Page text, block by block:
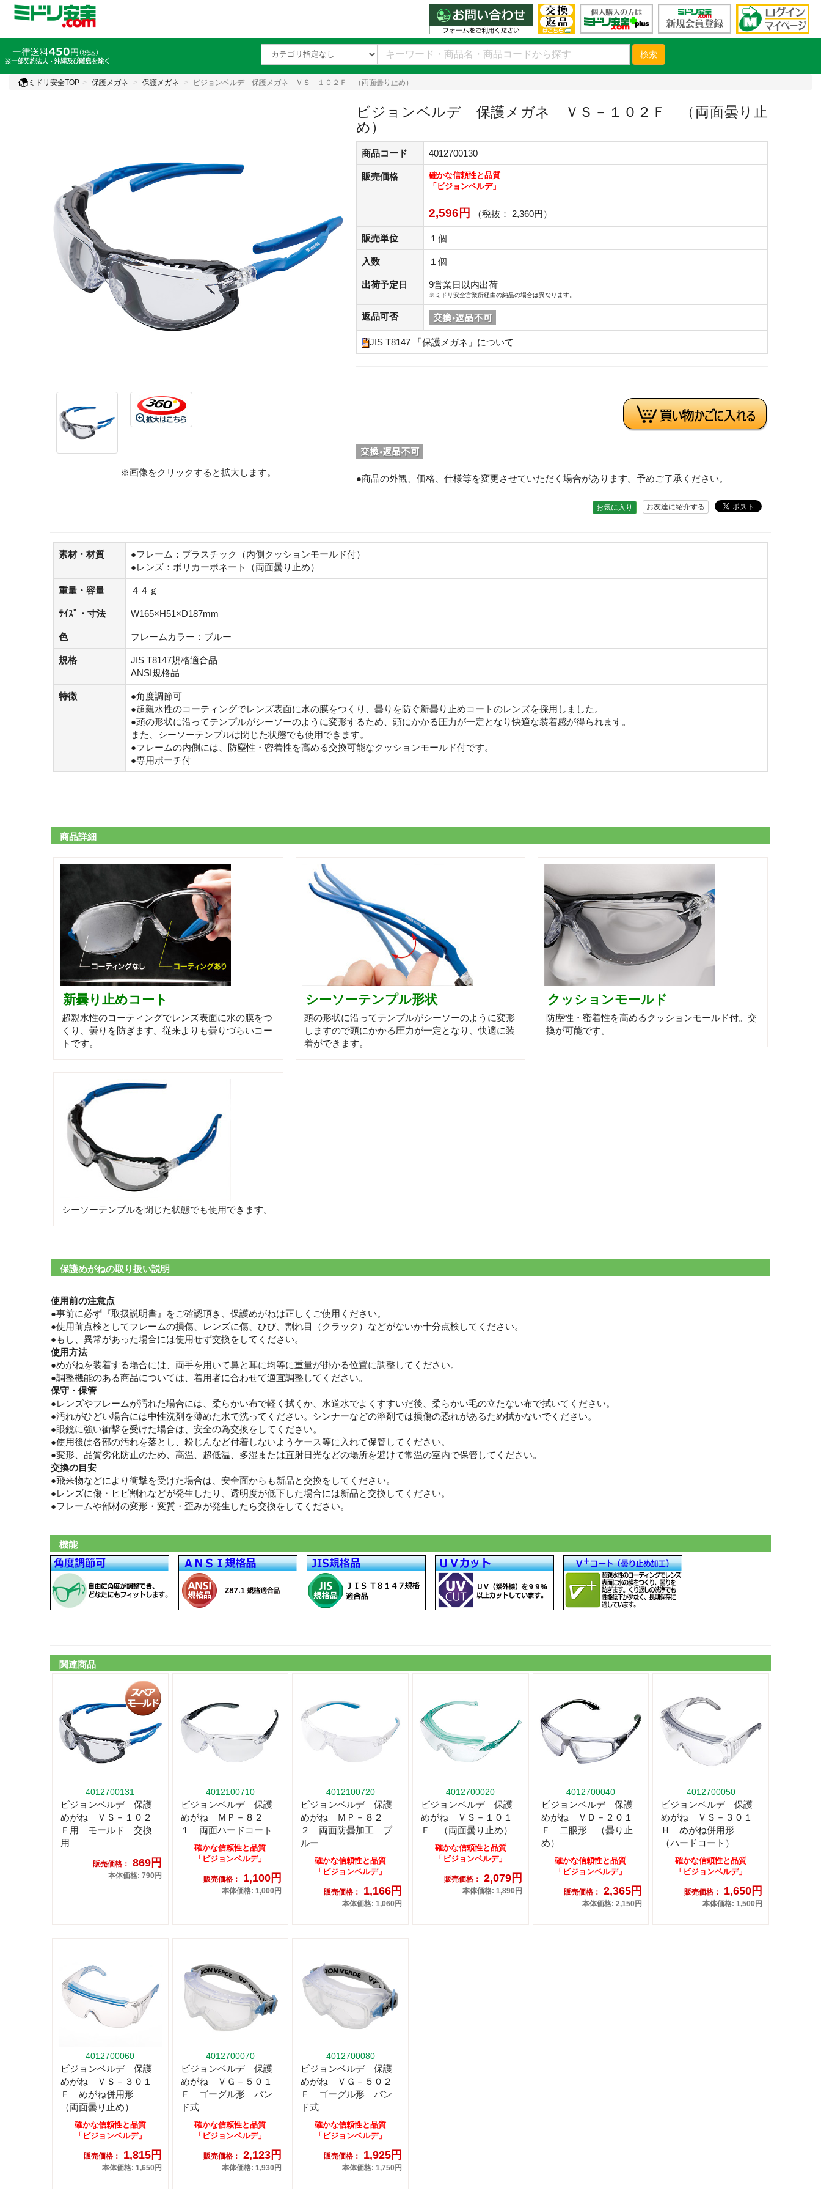
検索
ミドリ安全TOP 保護メガネ 保護メガネ ビジョンベルデ 保護メガネ ＶＳ－１０２Ｆ （両面曇り止め）
※画像をクリックすると拡大します。
ビジョンベルデ 保護メガネ ＶＳ－１０２Ｆ （両面曇り止
め）
商品コード 4012700130
販売価格
確かな信頼性と品質
「ビジョンベルデ」
2,596円 （税抜： 2,360円）
販売単位 １個
入数 １個
出荷予定日 9営業日以内出荷
※ミドリ安全営業所経由の納品の場合は異なります。
返品可否
JIS T8147 「保護メガネ」について
●商品の外観、価格、仕様等を変更させていただく場合があります。予めご了承ください。
お友達に紹介する
お気に入り
素材・材質
●フレーム：プラスチック（内側クッションモールド付）
●レンズ：ポリカーボネート（両面曇り止め）
重量・容量 ４４ｇ
ｻｲｽﾞ・寸法 W165×H51×D187mm
色 フレームカラー：ブルー
規格
JIS T8147規格適合品
ANSI規格品
特徴
●角度調節可
●超親水性のコーティングでレンズ表面に水の膜をつくり、曇りを防ぐ新曇り止めコートのレンズを採用しました。
●頭の形状に沿ってテンプルがシーソーのように変形するため、頭にかかる圧力が一定となり快適な装着感が得られます。
また、シーソーテンプルは閉じた状態でも使用できます。
●フレームの内側には、防塵性・密着性を高める交換可能なクッションモールド付です。
●専用ポーチ付
商品詳細
新曇り止めコート
超親水性のコーティングでレンズ表面に水の膜をつ
くり、曇りを防ぎます。従来よりも曇りづらいコー
トです。
シーソーテンプル形状
頭の形状に沿ってテンプルがシーソーのように変形
しますので頭にかかる圧力が一定となり、快適に装
着ができます。
クッションモールド
防塵性・密着性を高めるクッションモールド付。交
換が可能です。
シーソーテンプルを閉じた状態でも使用できます。
保護めがねの取り扱い説明
使用前の注意点
●事前に必ず『取扱説明書』をご確認頂き、保護めがねは正しくご使用ください。
●使用前点検としてフレームの損傷、レンズに傷、ひび、割れ目（クラック）などがないか十分点検してください。
●もし、異常があった場合には使用せず交換をしてください。
使用方法
●めがねを装着する場合には、両手を用いて鼻と耳に均等に重量が掛かる位置に調整してください。
●調整機能のある商品については、着用者に合わせて適宜調整してください。
保守・保管
●レンズやフレームが汚れた場合には、柔らかい布で軽く拭くか、水道水でよくすすいだ後、柔らかい毛の立たない布で拭いてください。
●汚れがひどい場合には中性洗剤を薄めた水で洗ってください。シンナーなどの溶剤では損傷の恐れがあるため拭かないでください。
●眼鏡に強い衝撃を受けた場合は、安全の為交換をしてください。
●使用後は各部の汚れを落とし、粉じんなど付着しないようケース等に入れて保管してください。
●変形、品質劣化防止のため、高温、超低温、多湿または直射日光などの場所を避けて常温の室内で保管してください。
交換の目安
●飛来物などにより衝撃を受けた場合は、安全面からも新品と交換をしてください。
●レンズに傷・ヒビ割れなどが発生したり、透明度が低下した場合には新品と交換してください。
●フレームや部材の変形・変質・歪みが発生したら交換をしてください。
機能
関連商品
4012700131
ビジョンベルデ 保護
めがね ＶＳ－１０２
Ｆ用 モールド 交換
用
販売価格： 869円
本体価格: 790円
4012100710
ビジョンベルデ 保護
めがね ＭＰ－８２
１ 両面ハードコート
確かな信頼性と品質
「ビジョンベルデ」
販売価格： 1,100円
本体価格: 1,000円
4012100720
ビジョンベルデ 保護
めがね ＭＰ－８２
２ 両面防曇加工 ブ
ルー
確かな信頼性と品質
「ビジョンベルデ」
販売価格： 1,166円
本体価格: 1,060円
4012700020
ビジョンベルデ 保護
めがね ＶＳ－１０１
Ｆ （両面曇り止め）
確かな信頼性と品質
「ビジョンベルデ」
販売価格： 2,079円
本体価格: 1,890円
4012700040
ビジョンベルデ 保護
めがね ＶＤ－２０１
Ｆ 二眼形 （曇り止
め）
確かな信頼性と品質
「ビジョンベルデ」
販売価格： 2,365円
本体価格: 2,150円
4012700050
ビジョンベルデ 保護
めがね ＶＳ－３０１
Ｈ めがね併用形
（ハードコート）
確かな信頼性と品質
「ビジョンベルデ」
販売価格： 1,650円
本体価格: 1,500円
4012700060
ビジョンベルデ 保護
めがね ＶＳ－３０１
Ｆ めがね併用形
（両面曇り止め）
確かな信頼性と品質
「ビジョンベルデ」
販売価格： 1,815円
本体価格: 1,650円
4012700070
ビジョンベルデ 保護
めがね ＶＧ－５０１
Ｆ ゴーグル形 バン
ド式
確かな信頼性と品質
「ビジョンベルデ」
販売価格： 2,123円
本体価格: 1,930円
4012700080
ビジョンベルデ 保護
めがね ＶＧ－５０２
Ｆ ゴーグル形 バン
ド式
確かな信頼性と品質
「ビジョンベルデ」
販売価格： 1,925円
本体価格: 1,750円